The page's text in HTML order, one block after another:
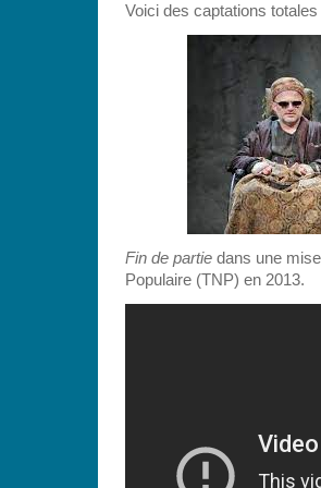
Voici des captations
Fin de partie dans une
Populaire (TNP) en 2013.